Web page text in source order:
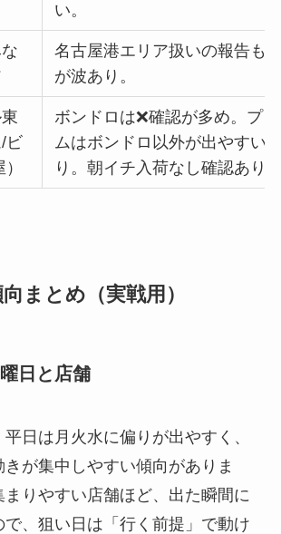
い。
名古屋港エリア扱いの報告も
が波あり。
ビ
ボンドロは❌確認が多め。プ
ムはボンドロ以外が出やすい
り。朝イチ入荷なし確認あり
まとめ（実戦用）
日と店舗
日は月火水に偏りが出やすく、
が集中しやすい傾向がありま
りやすい店舗ほど、出た瞬間に
、狙い日は「行く前提」で動け